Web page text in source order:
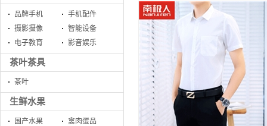
品牌手机
手机配件
摄影摄像
智能设备
电子教育
影音娱乐
茶叶茶具
茶叶
生鲜水果
国产水果 禽肉蛋品